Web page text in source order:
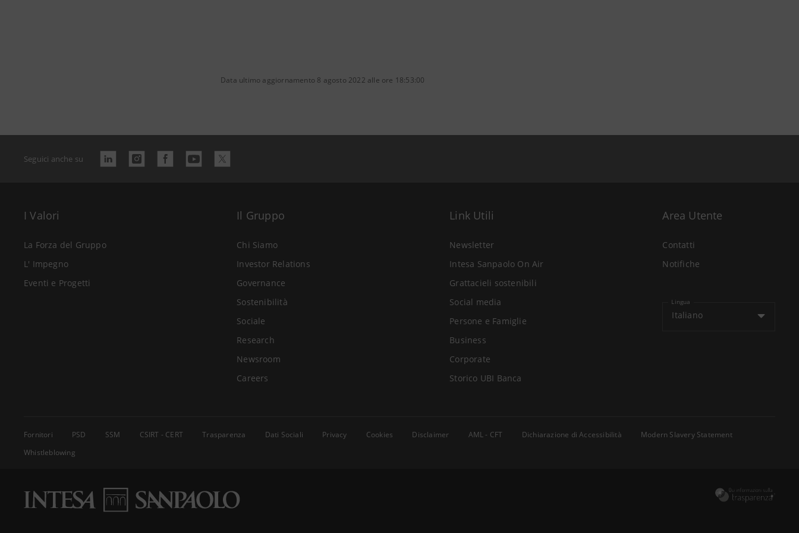
Data ultimo aggiornamento 8 agosto 2022 alle ore 18:53:00
Seguici anche su
I Valori
La Forza del Gruppo
L' Impegno
Eventi e Progetti
Il Gruppo
Chi Siamo
Investor Relations
Governance
Sostenibilità
Sociale
Research
Newsroom
Careers
Link Utili
Newsletter
Intesa Sanpaolo On Air
Grattacieli sostenibili
Social media
Persone e Famiglie
Business
Corporate
Storico UBI Banca
Area Utente
Contatti
Notifiche
Lingua
Italiano
Fornitori PSD SSM CSIRT - CERT Trasparenza Dati Sociali Privacy Cookies Disclaimer AML - CFT Dichiarazione di Accessibilità
Modern Slavery Statement
Whistleblowing